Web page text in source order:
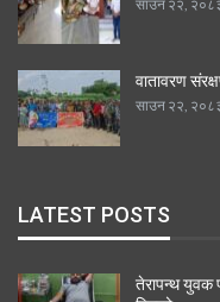
साउन २२,
वातावरण
साउन २२,
LATEST POSTS
तेरापन्थ युवक